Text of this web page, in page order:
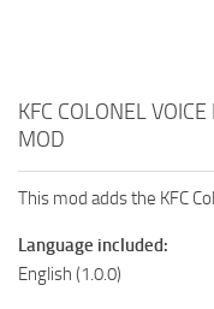
KFC COLONEL
MOD
This mod adds the KFC
Language included:
English (1.0.0)